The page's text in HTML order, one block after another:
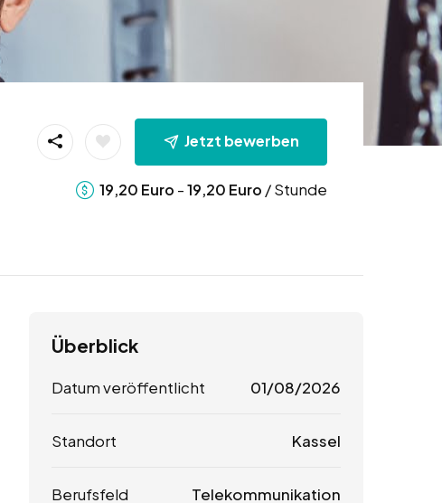
Jetzt bewerben
19,20 Euro -19,20 Euro / Stunde
Überblick
Datum veröffentlicht 01/08/2026
Standort Kassel
Berufsfeld Telekommunikation